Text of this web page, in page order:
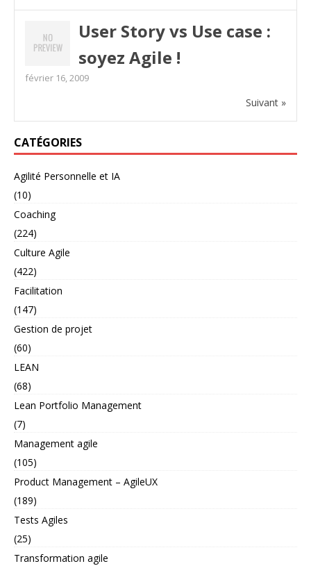
User Story vs Use case :
soyez Agile !
février 16, 2009
Suivant »
CATÉGORIES
Agilité Personnelle et IA
(10)
Coaching
(224)
Culture Agile
(422)
Facilitation
(147)
Gestion de projet
(60)
LEAN
(68)
Lean Portfolio Management
(7)
Management agile
(105)
Product Management – AgileUX
(189)
Tests Agiles
(25)
Transformation agile